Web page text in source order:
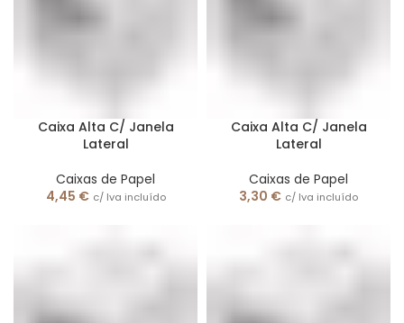
Caixa Alta C/ Janela
Lateral
Caixas de Papel
4,45 € c/ Iva incluído
Caixa Alta C/ Janela
Lateral
Caixas de Papel
3,30 € c/ Iva incluído